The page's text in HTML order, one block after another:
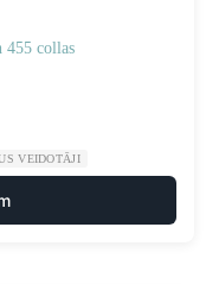
455 collas
VEIDOTĀJI